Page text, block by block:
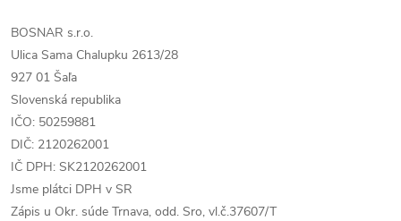
BOSNAR s.r.o.
Ulica Sama Chalupku 2613/28
927 01 Šaľa
Slovenská republika
IČO: 50259881
DIČ: 2120262001
IČ DPH: SK2120262001
Jsme plátci DPH v SR
Zápis u Okr. súde Trnava, odd. Sro, vl.č.37607/T